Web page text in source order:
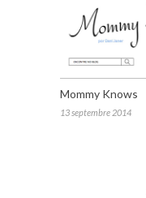
Mommy Knows
13 septembre 2014